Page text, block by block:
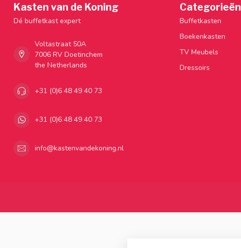
Kasten van de Koning
Dé buffetkast expert
Voltastraat 50A
7006 RV Doetinchem
the Netherlands
+31 (0)6 48 49 40 73
+31 (0)6 48 49 40 73
info@kastenvandekoning.nl
Categorieën
Buffetkasten
Boekenkasten
TV Meubels
Dressoirs